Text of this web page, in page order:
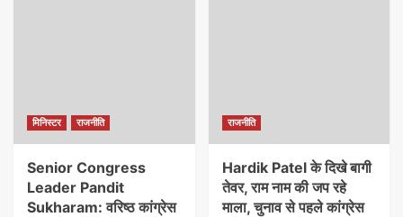
मिनिस्टर राजनीति
Senior Congress
Leader Pandit
Sukharam: वरिष्ठ कांग्रेस
राजनीति
Hardik Patel के दिखे बागी
तेवर, राम नाम की जप रहे
माला, चुनाव से पहले कांग्रेस